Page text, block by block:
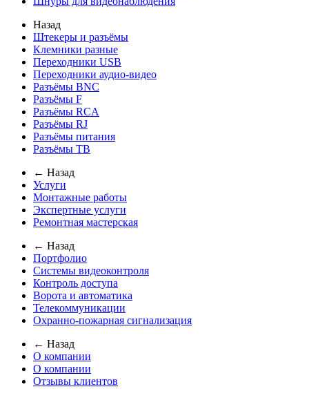
Назад
Штекеры и разъёмы
Клемники разные
Переходники USB
Переходники аудио-видео
Разъёмы BNC
Разъёмы F
Разъёмы RCA
Разъёмы RJ
Разъёмы питания
Разъёмы ТВ
← Назад
Услуги
Монтажные работы
Экспертные услуги
Ремонтная мастерская
← Назад
Портфолио
Системы видеоконтроля
Контроль доступа
Ворота и автоматика
Телекоммуникации
Охранно-пожарная сигнализация
← Назад
О компании
О компании
Отзывы клиентов